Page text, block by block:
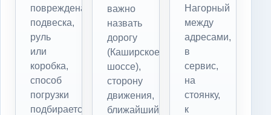
повреждена
подвеска,
руль
или
коробка,
способ
погрузки
подбирается
важно
назвать
дорогу
(Каширское
шоссе),
сторону
движения,
ближайший
Нагорный
между
адресами,
в
сервис,
на
стоянку,
к